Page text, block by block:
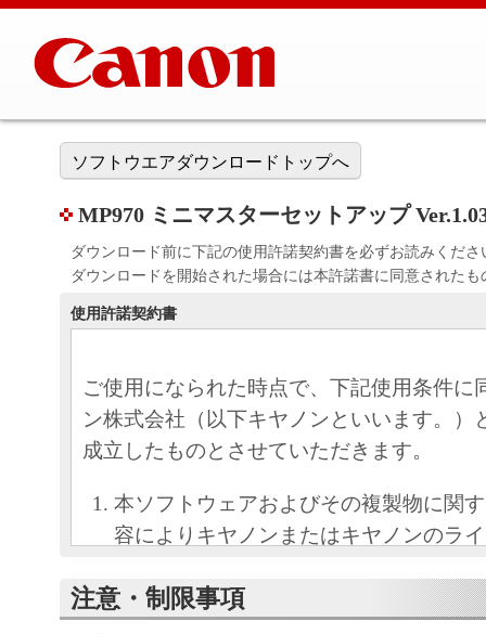
ソフトウエアダウンロードトップへ
MP970 ミニマスターセットアップ
ダウンロード前に下記の使用許諾契約書を必ずお読みくださ
ダウンロードを開始された場合には本許諾書に同意された
使用許諾契約書
ご使用になられた時点で、下記使用条件に
ン株式会社（以下キヤノンといいます。）
成立したものとさせていただきます。
本ソフトウェアおよびその複製物に関
容によりキヤノンまたはキヤノンのラ
キヤノンは、本ソフトウェアのユーザ
注意・制限事項